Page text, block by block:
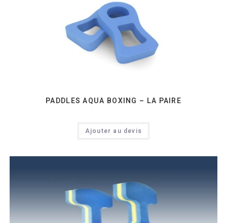
PADDLES AQUA BOXING – LA PAIRE
Ajouter au devis